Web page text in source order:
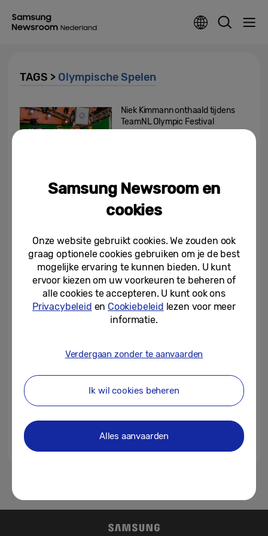
TAGS > Olympische Spelen
Niek Kimmann onthaald tijdens
TeamNL Olympic Festival
Grootste BMX-innovatie ooit
helpt Niek Kimmann naar
Olympisch goud
Grootste BMX-innovatie ooit
helpt Nederland op weg naar
Olympisch goud
23-06-2021
Samsung feliciteert
Nederlandse shorttrackers
03-01-2018
Samsung Newsroom en
cookies
Onze website gebruikt cookies. We zouden ook
graag optionele cookies gebruiken om je de best
mogelijke ervaring te kunnen bieden. U kunt
ervoor kiezen om uw voorkeuren te beheren of
alle cookies te accepteren. U kunt ook ons
Privacybeleid en Cookiebeleid lezen voor meer
informatie.
Verdergaan zonder te aanvaarden
Ik wil cookies beheren
Alles aanvaarden